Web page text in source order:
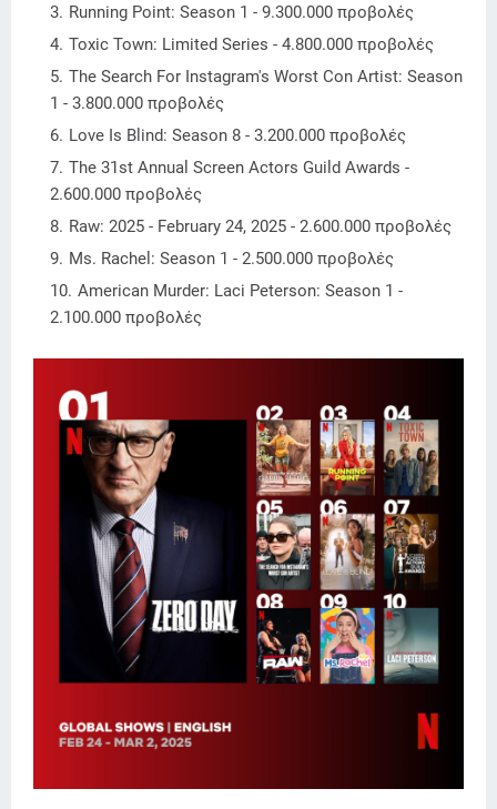
Running Point: Season 1 - 9.300.000 προβολές
Toxic Town: Limited Series - 4.800.000 προβολές
The Search For Instagram's Worst Con Artist: Season
1 - 3.800.000 προβολές
Love Is Blind: Season 8 - 3.200.000 προβολές
The 31st Annual Screen Actors Guild Awards -
2.600.000 προβολές
Raw: 2025 - February 24, 2025 - 2.600.000 προβολές
Ms. Rachel: Season 1 - 2.500.000 προβολές
American Murder: Laci Peterson: Season 1 -
2.100.000 προβολές